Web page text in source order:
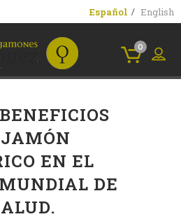
Español English
0
EN EL
DE